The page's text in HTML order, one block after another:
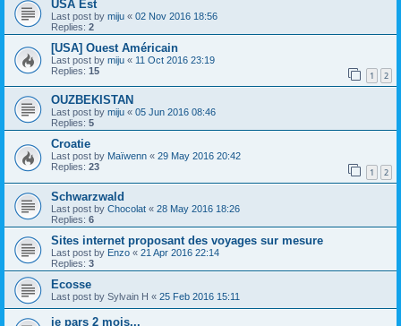
USA Est
Last post by miju « 02 Nov 2016 18:56
Replies: 2
[USA] Ouest Américain
Last post by miju « 11 Oct 2016 23:19
Replies: 15 1 2
OUZBEKISTAN
Last post by miju « 05 Jun 2016 08:46
Replies: 5
Croatie
Last post by Maïwenn « 29 May 2016 20:42
Replies: 23 1 2
Schwarzwald
Last post by Chocolat « 28 May 2016 18:26
Replies: 6
Sites internet proposant des voyages sur mesure
Last post by Enzo « 21 Apr 2016 22:14
Replies: 3
Ecosse
Last post by Sylvain H « 25 Feb 2016 15:11
je pars 2 mois...